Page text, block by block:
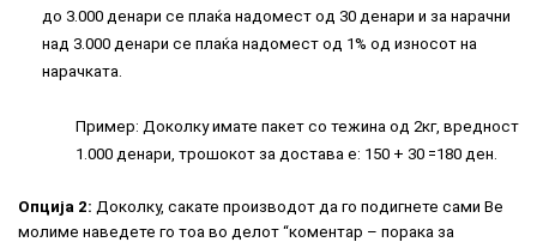
до 3.000 денари се плаќа надомест од 30 денари и за нарачни
над 3.000 денари се плаќа надомест од 1% од износот на
нарачката.
Пример: Доколку имате пакет со тежина од 2кг, вредност
1.000 денари, трошокот за достава е: 150 + 30 =180 ден.
Опција 2: Доколку, сакате производот да го подигнете сами Ве
молиме наведете го тоа во делот “коментар – порака за